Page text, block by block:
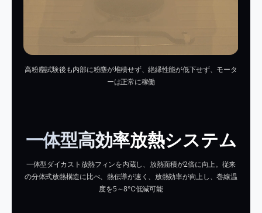
高粉塵試験後も内部に粉塵が堆積せず、絶縁性能が低下せず、モータ
ーは正常に稼働
一体型高効率放熱システム
一体型ダイカスト放熱フィンを内蔵し、放熱面積が2倍に向上。従来
の分体式放熱構造に比べ、熱伝導が速く、放熱効率が向上し、巻線温
度を5～8℃低減可能